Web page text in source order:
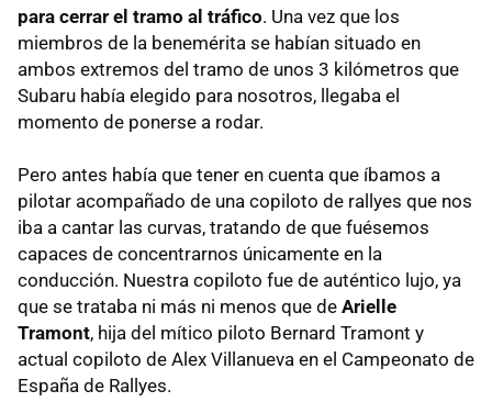
para cerrar el tramo al tráfico. Una vez que los
miembros de la benemérita se habían situado en
ambos extremos del tramo de unos 3 kilómetros que
Subaru había elegido para nosotros, llegaba el
momento de ponerse a rodar.
Pero antes había que tener en cuenta que íbamos a
pilotar acompañado de una copiloto de rallyes que nos
iba a cantar las curvas, tratando de que fuésemos
capaces de concentrarnos únicamente en la
conducción. Nuestra copiloto fue de auténtico lujo, ya
que se trataba ni más ni menos que de Arielle
Tramont, hija del mítico piloto Bernard Tramont y
actual copiloto de Alex Villanueva en el Campeonato de
España de Rallyes.